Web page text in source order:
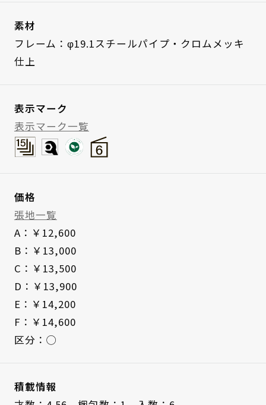
素材
フレーム：φ19.1スチールパイプ・クロムメッキ
仕上
表示マーク
表示マーク一覧
価格
張地一覧
A：￥12,600
B：￥13,000
C：￥13,500
D：￥13,900
E：￥14,200
F：￥14,600
区分：◯
積載情報